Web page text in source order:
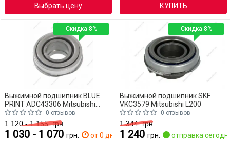
Выбрать цену КУПИТЬ
Выжимной подшипник BLUE
PRINT ADC43306 Mitsubishi
L200
0 отзывов
1 120 - 1 155грн.
1 030 - 1 070 грн. от 0 дн.
Скидка 8%
Выжимной подшипник SKF
VKC3579 Mitsubishi L200
0 отзывов
1 344грн.
1 240 грн. отправка
Скидка 8%